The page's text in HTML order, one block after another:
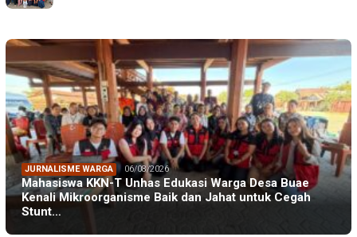
JURNALISME WARGA 06/08/2026
Mahasiswa KKN-T Unhas Edukasi Warga Desa Buae
Kenali Mikroorganisme Baik dan Jahat untuk Cegah
Stunt…